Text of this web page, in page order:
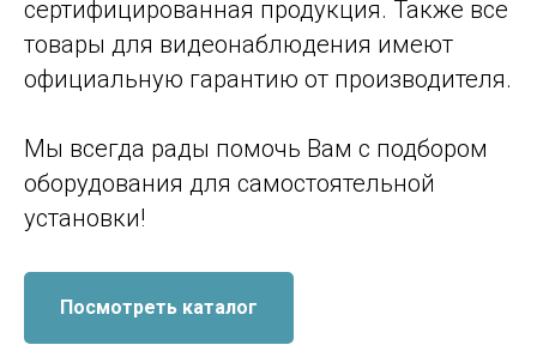
сертифицированная продукция. Также все
товары для видеонаблюдения имеют
официальную гарантию от производителя.
Мы всегда рады помочь Вам с подбором
оборудования для самостоятельной
установки!
Посмотреть каталог